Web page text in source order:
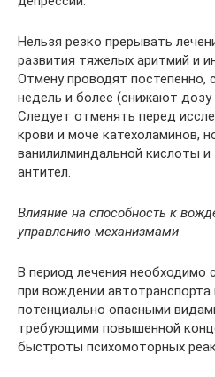
Нельзя резко прерывать
развития тяжелых аритмий и
Отмену проводят постепенно,
недель и более (снижают дозу
Следует отменять перед
крови и моче катехоламинов,
ванилилминдальной кислоты
антител.
Влияние на способность к
управлению механизмами
В период лечения
при вождении автотранспорта
потенциально опасными
требующими повышенной
быстроты психомоторных